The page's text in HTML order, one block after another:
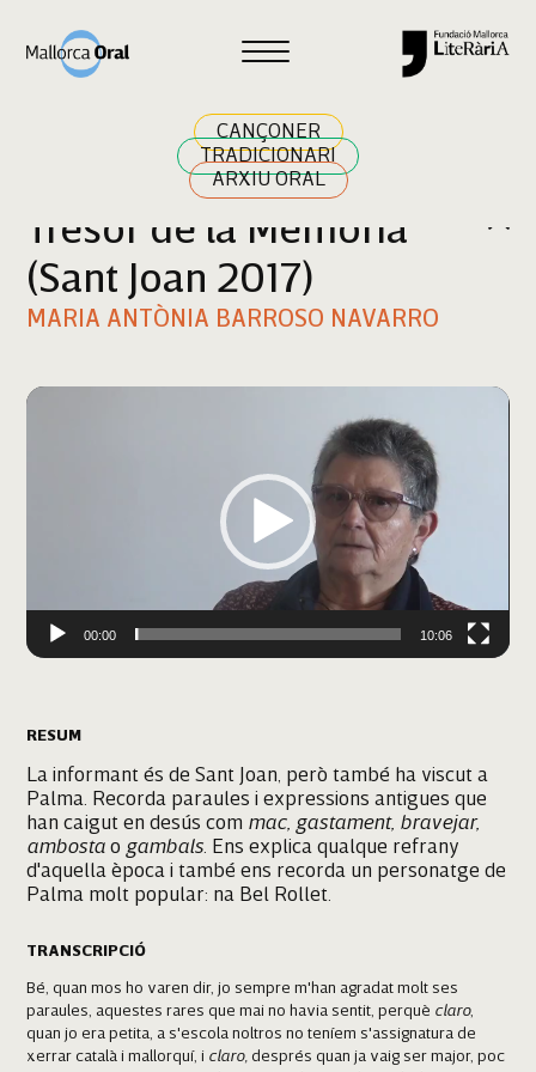
CANÇONER
TRADICIONARI
ARXIU ORAL
Cercar
Tresor de la Memòria
(Sant Joan 2017)
MARIA ANTÒNIA BARROSO NAVARRO
Reproductor
00:00 10:06
RESUM
La informant és de Sant Joan, però també ha viscut a
Palma. Recorda paraules i expressions antigues que
han caigut en desús com mac, gastament, bravejar,
ambostao gambals. Ens explica qualque refrany
d'aquella època i també ens recorda un personatge de
Palma molt popular: na Bel Rollet.
TRANSCRIPCIÓ
Bé, quan mos ho varen dir, jo sempre m'han agradat molt ses
paraules, aquestes rares que mai no havia sentit, perquè claro,
quan jo era petita, a s'escola noltros no teníem s'assignatura de
xerrar català i mallorquí, i claro, després quan ja vaig ser major, poc